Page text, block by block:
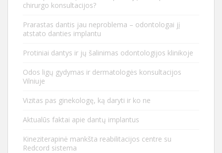
chirurgo konsultacijos?
Prarastas dantis jau neproblema – odontologai jį
atstato danties implantu
Protiniai dantys ir jų šalinimas odontologijos klinikoje
Odos ligų gydymas ir dermatologės konsultacijos
Vilniuje
Vizitas pas ginekologę, ką daryti ir ko ne
Aktualūs faktai apie dantų implantus
Kineziterapinė mankšta reabilitacijos centre su
Redcord sistema